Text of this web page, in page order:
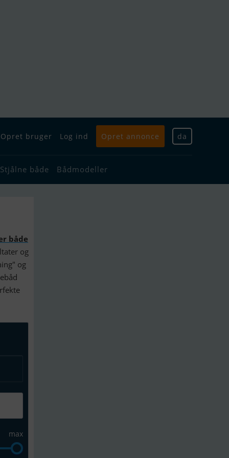
Opret bruger Log ind Opret annonce da
Stjålne både Bådmodeller
både
og
og
max